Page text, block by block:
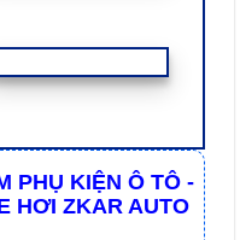
PHỤ KIỆN Ô TÔ -
HƠI ZKAR AUTO